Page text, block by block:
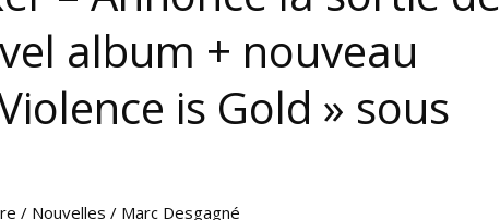
album + nouveau
is Gold » sous
/ Nouvelles / Marc Desgagné